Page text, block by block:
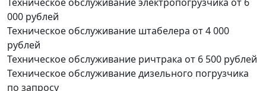
000 рублей
Техническое обслуживание штабелера от 4 000
рублей
Техническое обслуживание ричтрака от 6 500 рублей
Техническое обслуживание дизельного погрузчика
по запросу